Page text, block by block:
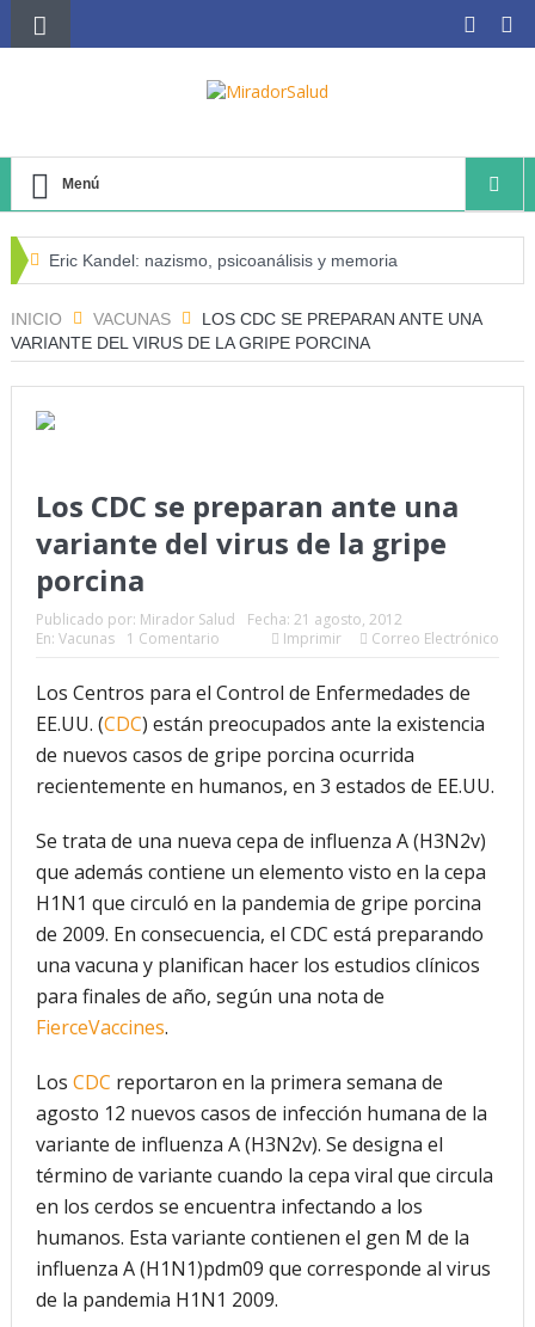
Menú
Eric Kandel: nazismo, psicoanálisis y memoria
de los productores avícolas independientes
Serie: Consciencia e Inteligencia Artificial Tercer artículo: El
futuro “ilimitado” de la Inteligencia Artificial
¿Qué sabemos de los alimentos ultraprocesados?
Academia de Ciencias Físicas, Matemáticas y Naturales
(ACFIMAN)
artículo: ¿Qué aporta la tradición budista a esta discusión?
¿Los veinte años de regalo?
Nuevas noticias sobre las dietas vegetarianas y el riesgo
de cáncer
INICIO VACUNAS
LOS CDC SE PREPARAN ANTE UNA
VARIANTE DEL VIRUS DE LA GRIPE PORCINA
Los CDC se preparan ante una
variante del virus de la gripe
porcina
Publicado por: Mirador Salud Fecha: 21 agosto, 2012
En: Vacunas 1 Comentario Imprimir Correo Electrónico
Los Centros para el Control de Enfermedades de
EE.UU. (CDC) están preocupados ante la existencia
de nuevos casos de gripe porcina ocurrida
recientemente en humanos, en 3 estados de EE.UU.
Se trata de una nueva cepa de influenza A (H3N2v)
que además contiene un elemento visto en la cepa
H1N1 que circuló en la pandemia de gripe porcina
de 2009. En consecuencia, el CDC está preparando
una vacuna y planifican hacer los estudios clínicos
para finales de año, según una nota de
FierceVaccines.
Los CDC reportaron en la primera semana de
agosto 12 nuevos casos de infección humana de la
variante de influenza A (H3N2v). Se designa el
término de variante cuando la cepa viral que circula
en los cerdos se encuentra infectando a los
humanos. Esta variante contienen el gen M de la
influenza A (H1N1)pdm09 que corresponde al virus
de la pandemia H1N1 2009.